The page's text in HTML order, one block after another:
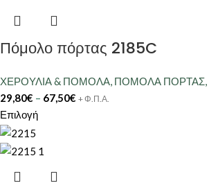
Πόμολο πόρτας 2185C
ΧΕΡΟΥΛΙΑ & ΠΟΜΟΛΑ, ΠΟΜΟΛΑ ΠΟΡΤΑΣ,
29,80€ – 67,50€ + Φ.Π.Α.
Επιλογή